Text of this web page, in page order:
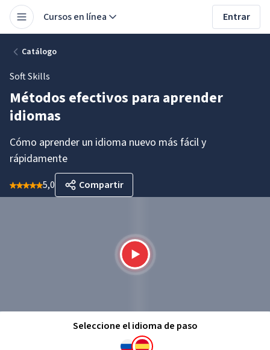
Cursos en línea Entrar
Catálogo
Soft Skills
Métodos efectivos para aprender
idiomas
Cómo aprender un idioma nuevo más fácil y
rápidamente
5,0 Compartir
Seleccione el idioma de paso